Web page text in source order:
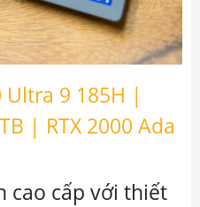
Ultra 9 185H |
| RTX 2000 Ada
cao cấp với thiết